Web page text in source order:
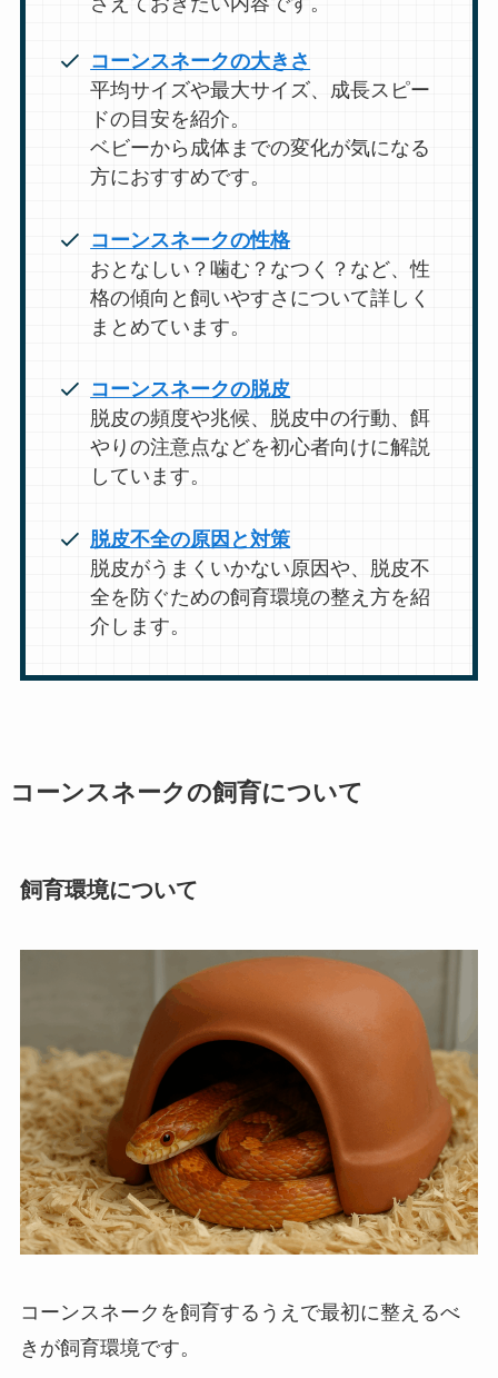
コーンスネークの大きさ
平均サイズや最大サイズ、成長スピー
ドの目安を紹介。
ベビーから成体までの変化が気になる
方におすすめです。
コーンスネークの性格
おとなしい？噛む？なつく？など、性
格の傾向と飼いやすさについて詳しく
まとめています。
コーンスネークの脱皮
脱皮の頻度や兆候、脱皮中の行動、餌
やりの注意点などを初心者向けに解説
しています。
脱皮不全の原因と対策
脱皮がうまくいかない原因や、脱皮不
全を防ぐための飼育環境の整え方を紹
介します。
コーンスネークの飼育について
飼育環境について
コーンスネークを飼育するうえで最初に整えるべ
きが飼育環境です。